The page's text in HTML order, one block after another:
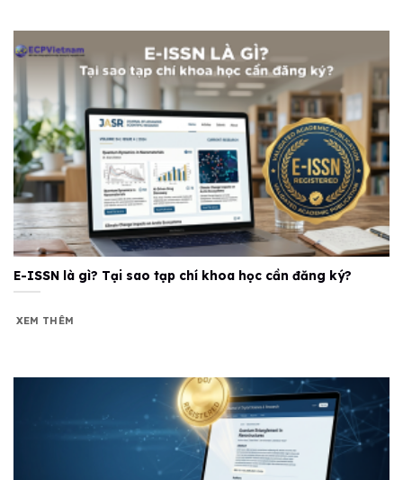
E-ISSN là gì? Tại sao tạp chí khoa học cần đăng ký?
XEM THÊM